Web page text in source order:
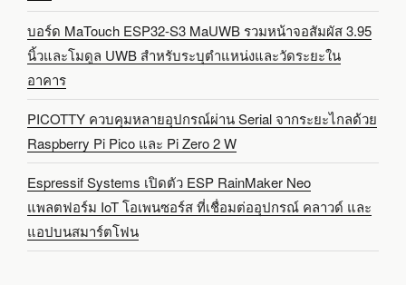
บอร์ด MaTouch ESP32-S3 MaUWB รวมหน้าจอสัมผัส 3.95
นิ้วและโมดูล UWB สำหรับระบุตำแหน่งและวัดระยะใน
อาคาร
PICOTTY ควบคุมหลายอุปกรณ์ผ่าน Serial จากระยะไกลด้วย
Raspberry Pi Pico และ Pi Zero 2 W
Espressif Systems เปิดตัว ESP RainMaker Neo
แพลตฟอร์ม IoT โอเพนซอร์ส ที่เชื่อมต่ออุปกรณ์ คลาวด์ และ
แอปบนสมาร์ตโฟน